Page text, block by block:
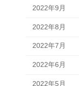
2022年9月
2022年8月
2022年7月
2022年6月
2022年5月